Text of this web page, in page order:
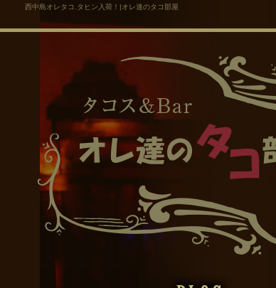
西中島オレタコ.タヒン入荷！|オレ達のタコ部屋